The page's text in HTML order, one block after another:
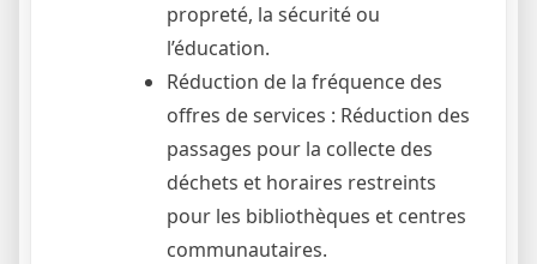
propreté, la sécurité ou
l’éducation.
Réduction de la fréquence des
offres de services : Réduction des
passages pour la collecte des
déchets et horaires restreints
pour les bibliothèques et centres
communautaires.